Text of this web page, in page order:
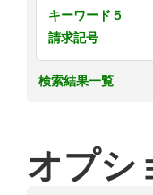
キーワード５
請求記号
検索結果一覧
オプシ